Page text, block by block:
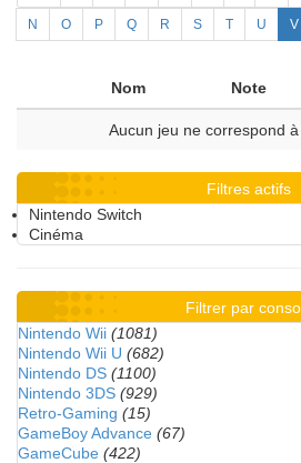
N O P Q R S T U V
Nom Note
Aucun jeu ne correspond à
Filtres actifs
Nintendo Switch
Cinéma
Filtrer par
Nintendo Wii (1081)
Nintendo Wii U (682)
Nintendo DS (1100)
Nintendo 3DS (929)
Retro-Gaming (15)
GameBoy Advance (67)
GameCube (422)